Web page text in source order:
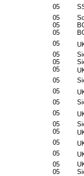
05
05
05
05
05
05
05
05
05
05
05
05
05
05
05
05
05
05